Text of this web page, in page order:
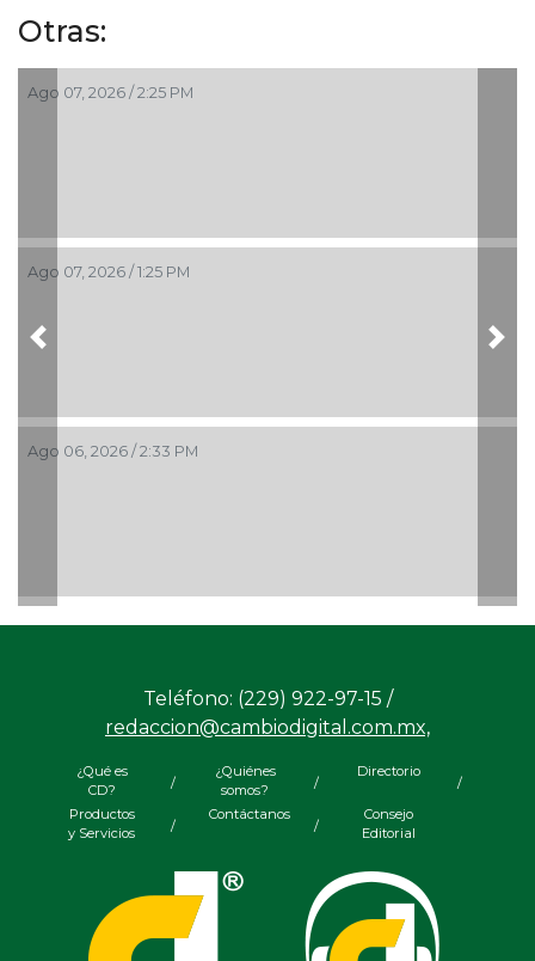
Otras:
Ago 07, 2026 / 2:25 PM
Ago 07, 2026 / 1:25 PM
Ago 06, 2026 / 2:33 PM
Previous
Teléfono: (229) 922-97-15 /
redaccion@cambiodigital.com.mx,
¿Qué es
CD?
/
¿Quiénes
somos?
/
Directorio
/
Productos
y Servicios
/
Contáctanos
/
Consejo
Editorial